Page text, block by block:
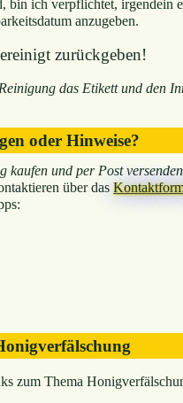
bin ich verpflichtet, irgendein
anzugeben.
zurückgeben!
das Etikett und den
oder Hinweise?
kaufen und per Post
über das
zum Thema